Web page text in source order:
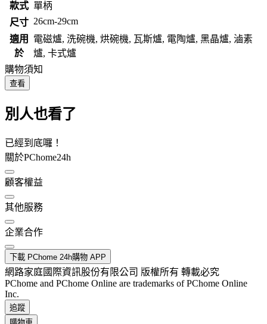
款式 單柄
尺寸 26cm-29cm
適用
於
電磁爐, 洗碗機, 烘碗機, 瓦斯爐, 電陶爐, 黑晶爐, 滷素
爐, 卡式爐
購物須知
查看
別人也看了
已經到底囉！
關於PChome24h
顧客權益
其他服務
企業合作
下載 PChome 24h購物 APP
網路家庭國際資訊股份有限公司 版權所有 轉載必究
PChome and PChome Online are trademarks of PChome Online
Inc.
追蹤
購物車